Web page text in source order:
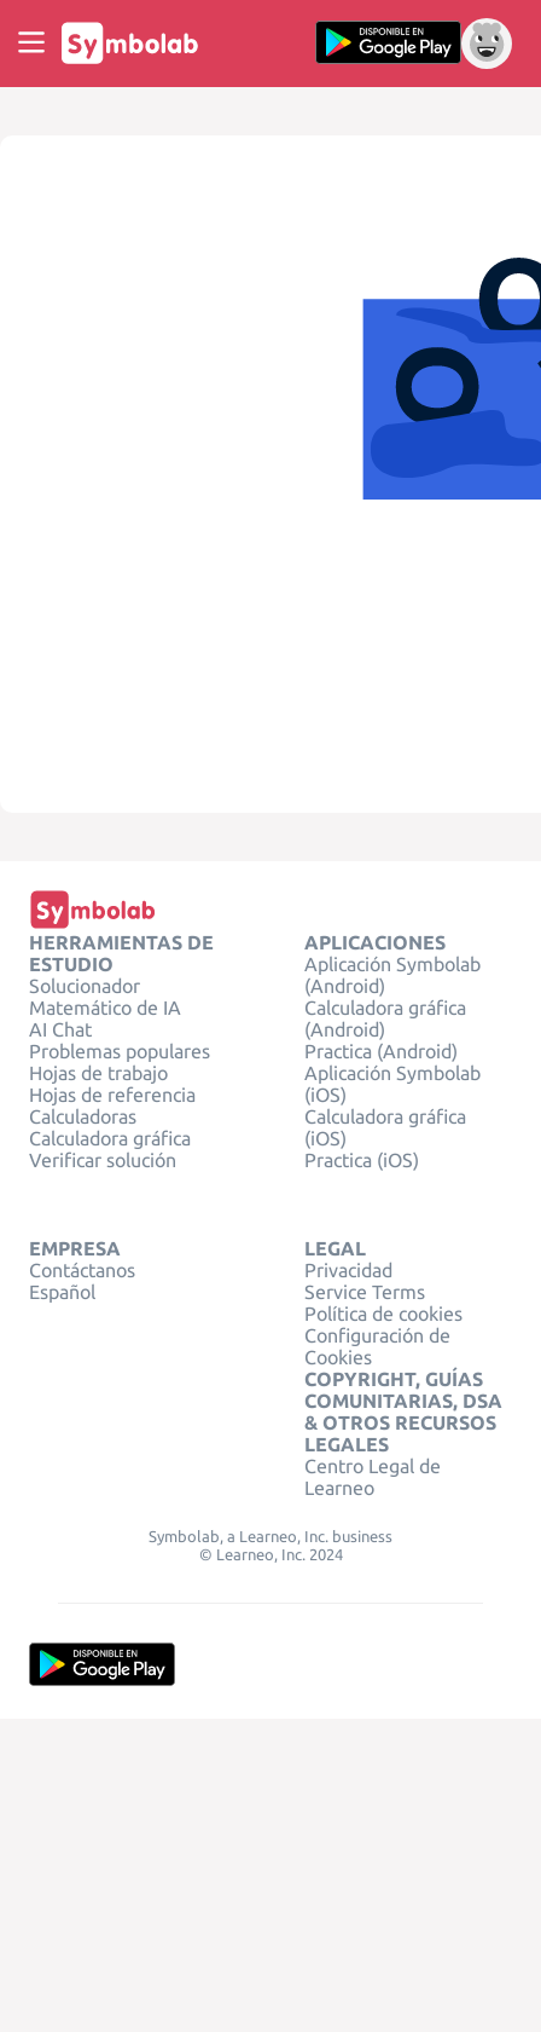
HERRAMIENTAS DE
ESTUDIO
Solucionador
Matemático de IA
AI Chat
Problemas populares
Hojas de trabajo
Hojas de referencia
Calculadoras
Calculadora gráfica
Verificar solución
APLICACIONES
Aplicación Symbolab
(Android)
Calculadora gráfica
(Android)
Practica (Android)
Aplicación Symbolab
(iOS)
Calculadora gráfica
(iOS)
Practica (iOS)
EMPRESA
Contáctanos
Español
LEGAL
Privacidad
Service Terms
Política de cookies
Configuración de
Cookies
COPYRIGHT, GUÍAS
COMUNITARIAS, DSA
& OTROS RECURSOS
LEGALES
Centro Legal de
Learneo
Symbolab, a Learneo, Inc. business
© Learneo, Inc. 2024